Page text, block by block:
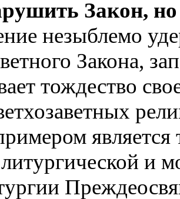
Закон,
незыблемо
Закона,
тождество
и